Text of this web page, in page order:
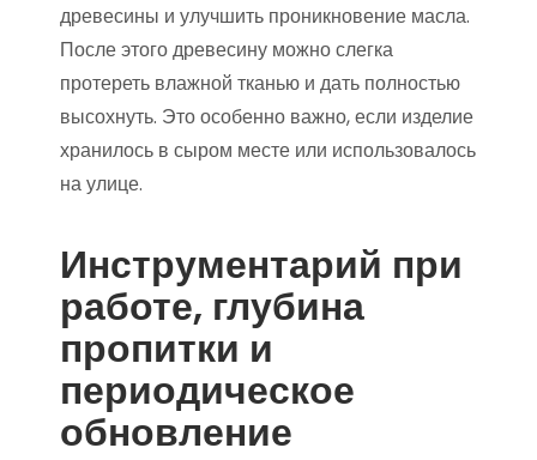
древесины и улучшить проникновение масла.
После этого древесину можно слегка
протереть влажной тканью и дать полностью
высохнуть. Это особенно важно, если изделие
хранилось в сыром месте или использовалось
на улице.
Инструментарий при
работе, глубина
пропитки и
периодическое
обновление